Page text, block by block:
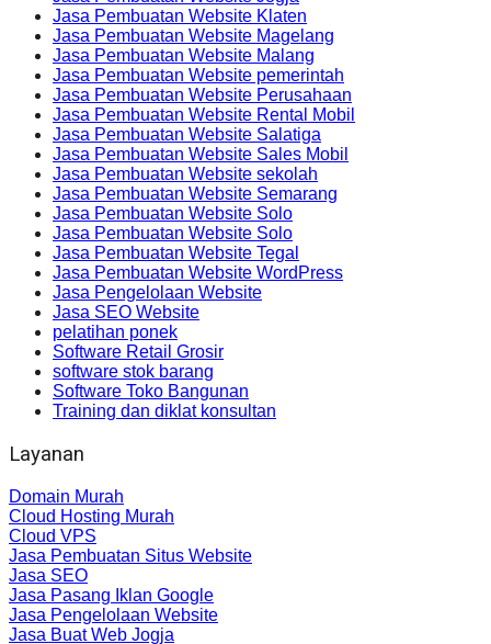
Jasa Pembuatan Website Klaten
Jasa Pembuatan Website Magelang
Jasa Pembuatan Website Malang
Jasa Pembuatan Website pemerintah
Jasa Pembuatan Website Perusahaan
Jasa Pembuatan Website Rental Mobil
Jasa Pembuatan Website Salatiga
Jasa Pembuatan Website Sales Mobil
Jasa Pembuatan Website sekolah
Jasa Pembuatan Website Semarang
Jasa Pembuatan Website Solo
Jasa Pembuatan Website Solo
Jasa Pembuatan Website Tegal
Jasa Pembuatan Website WordPress
Jasa Pengelolaan Website
Jasa SEO Website
pelatihan ponek
Software Retail Grosir
software stok barang
Software Toko Bangunan
Training dan diklat konsultan
Layanan
Domain Murah
Cloud Hosting Murah
Cloud VPS
Jasa Pembuatan Situs Website
Jasa SEO
Jasa Pasang Iklan Google
Jasa Pengelolaan Website
Jasa Buat Web Jogja